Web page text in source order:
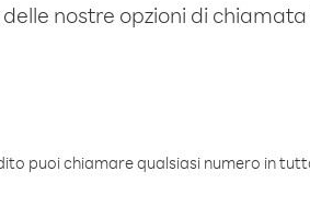
nostre opzioni di chiamata
puoi chiamare qualsiasi numero in